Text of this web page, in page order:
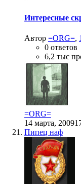
Интересные
Автор =ORG=,
0 ответов
6,2 тыс
=ORG=
14 марта, 2009
Пипец наф